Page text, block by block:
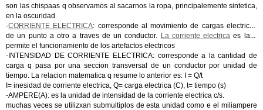
son las chispaas q observamos al sacarnos la ropa, principalemente sintetica,
en la oscuridad
-CORRIENTE ELECTRICA: corresponde al movimiento de cargas electricas
de un punto a otro a traves de un conductor. La corriente electrica es la q
permite el funcionamiento de los artefactos electricos
-INTENSIDAD DE CORRIENTE ELECTRICA: corresponde a la cantidad de
carga q pasa por una seccion transversal de un conductor por unidad de
tiempo. La relacion matematica q resume lo anterior es: I = Q/t
I= inesidad de corriente electrica, Q= carga electrica (C), t= tiempo (s)
-AMPERE(A): es la unidad de intensidad de la corriente electrica c/s.
muchas veces se utilizxan submultiplos de esta unidad como e el miliampere